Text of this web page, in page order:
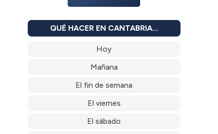
QUÉ HACER EN CANTABRIA…
Hoy
Mañana
El fin de semana
El viernes
El sábado